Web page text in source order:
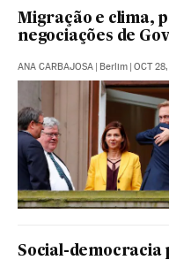
Migração e clima,
negociações de
ANA CARBAJOSA | Berlim | OCT
Social-democracia